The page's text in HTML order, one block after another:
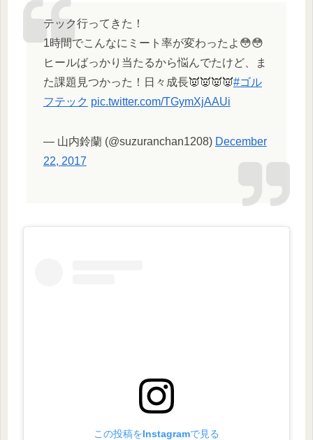
テック行ってきた！
1時間でこんなにミート率が変わったよ😳😳
ヒールばっかり当たるから悩んでたけど、ま
た課題見つかった！日々成長👿👿👿👿#ゴル
フテック pic.twitter.com/TGymXjAAUi
— 山内鈴蘭 (@suzuranchan1208) December
22, 2017
この投稿をInstagramで見る